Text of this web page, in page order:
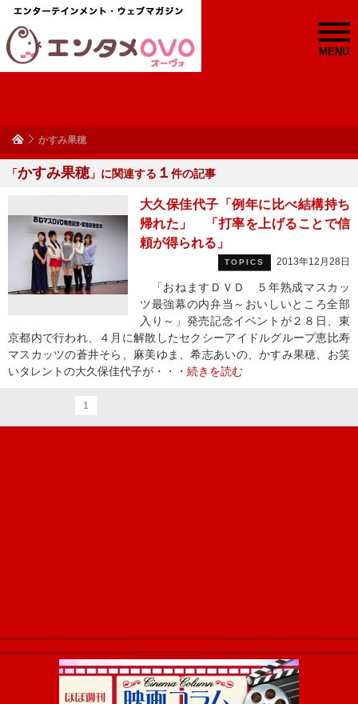
MENU
かすみ果穂
「かすみ果穂 」に関連する １ 件の記事
大久保佳代子「例年に比べ結構持ち
帰れた」 「打率を上げることで信
頼が得られる」
TOPICS 2013年12月28日
「おねますＤＶＤ ５年熟成マスカッ
ツ最強幕の内弁当～おいしいところ全部
入り～」発売記念イベントが２８日、東
京都内で行われ、４月に解散したセクシーアイドルグループ恵比寿
マスカッツの蒼井そら、麻美ゆま、希志あいの、かすみ果穂、お笑
いタレントの大久保佳代子が・・・ 続きを読む
1